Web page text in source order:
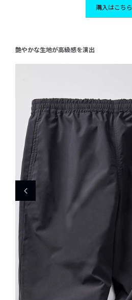
購入はこちら
艶やかな生地が高級感を演出